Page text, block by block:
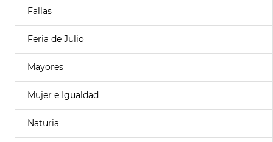
Fallas
Feria de Julio
Mayores
Mujer e Igualdad
Naturia